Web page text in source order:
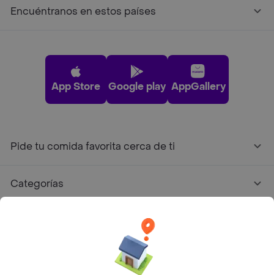
Encuéntranos en estos países
App Store Google play AppGallery
Pide tu comida favorita cerca de ti
Categorías